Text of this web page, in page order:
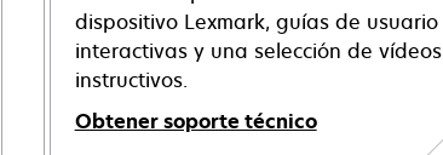
dispositivo Lexmark, guías de usuario
interactivas y una selección de vídeos
instructivos.
Obtener soporte técnico